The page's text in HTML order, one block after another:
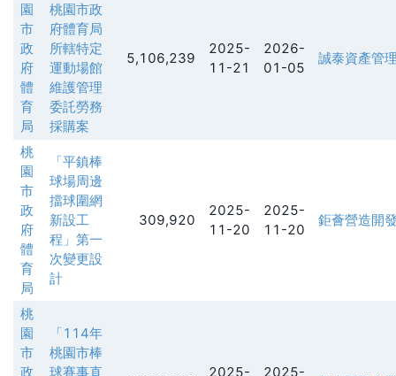
園
市
政
府
體
育
局
桃園市政
府體育局
所轄特定
運動場館
維護管理
委託勞務
採購案
5,106,239
2025-
11-21
2026-
01-05
誠泰資產管
桃
園
市
政
府
體
育
局
「平鎮棒
球場周邊
擋球圍網
新設工
程」第一
次變更設
計
309,920
2025-
11-20
2025-
11-20
鉅薈營造開
桃
園
市
政
「114年
桃園市棒
球賽事直
2025-
2025-